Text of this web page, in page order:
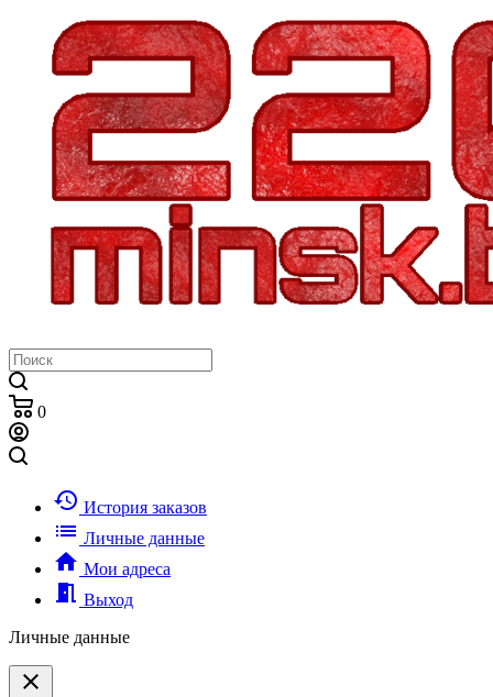
0
history История заказов
list Личные данные
home Мои адреса
meeting_room Выход
Личные данные
clear